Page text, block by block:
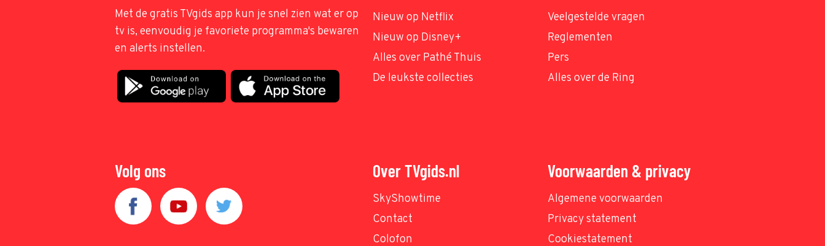
Met de gratis TVgids app kun je snel zien wat er op
tv is, eenvoudig je favoriete programma's bewaren
en alerts instellen.
Nieuw op Netflix
Nieuw op Disney+
Alles over Pathé Thuis
De leukste collecties
Veelgestelde vragen
Reglementen
Pers
Alles over de Ring
Volg ons Over TVgids.nl
SkyShowtime
Contact
Colofon
Voorwaarden & privacy
Algemene voorwaarden
Privacy statement
Cookiestatement